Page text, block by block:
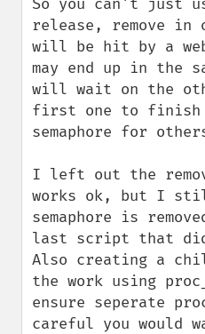
So you can't just
release, remove
will be hit by a
may end up in the
will wait on the
first one to finish
semaphore for
I left out the
works ok, but I
semaphore is
last script that
Also creating a
the work using
ensure seperate
careful you would